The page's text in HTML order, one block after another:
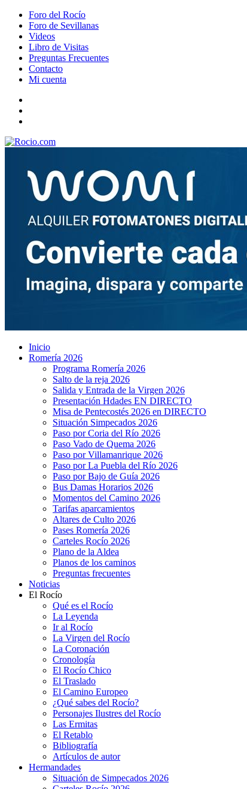
Foro del Rocío
Foro de Sevillanas
Videos
Libro de Visitas
Preguntas Frecuentes
Contacto
Mi cuenta
Inicio
Romería 2026
Programa Romería 2026
Salto de la reja 2026
Salida y Entrada de la Virgen 2026
Presentación Hdades EN DIRECTO
Misa de Pentecostés 2026 en DIRECTO
Situación Simpecados 2026
Paso por Coria del Río 2026
Paso Vado de Quema 2026
Paso por Villamanrique 2026
Paso por La Puebla del Río 2026
Paso por Bajo de Guía 2026
Bus Damas Horarios 2026
Momentos del Camino 2026
Tarifas aparcamientos
Altares de Culto 2026
Pases Romería 2026
Carteles Rocío 2026
Plano de la Aldea
Planos de los caminos
Preguntas frecuentes
Noticias
El Rocío
Qué es el Rocío
La Leyenda
Ir al Rocío
La Virgen del Rocío
La Coronación
Cronología
El Rocío Chico
El Traslado
El Camino Europeo
¿Qué sabes del Rocío?
Personajes Ilustres del Rocío
Las Ermitas
El Retablo
Bibliografía
Artículos de autor
Hermandades
Situación de Simpecados 2026